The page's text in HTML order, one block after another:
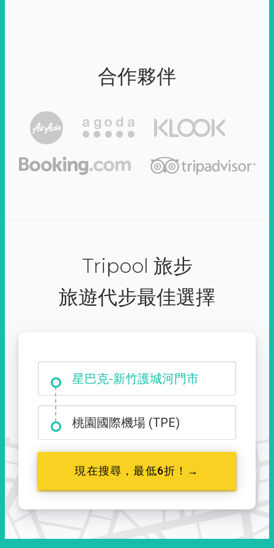
合作夥伴
Tripool 旅步
旅遊代步最佳選擇
星巴克-新竹護城河門市
大霸尖山登山口
桃園國際機場 (TPE)
現在搜尋，最低6折！→